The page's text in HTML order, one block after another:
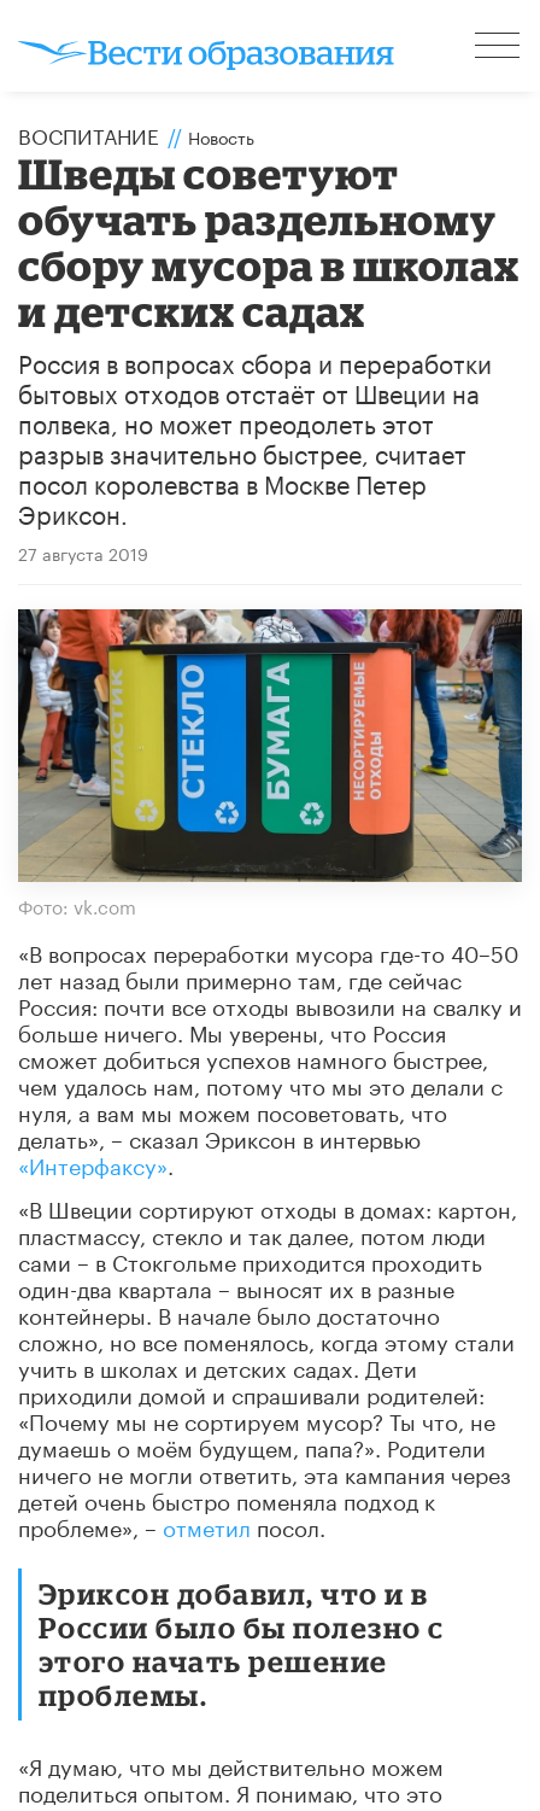
ВОСПИТАНИЕ // Новость
Шведы советуют
обучать раздельному
сбору мусора в школах
и детских садах
Россия в вопросах сбора и переработки
бытовых отходов отстаёт от Швеции на
полвека, но может преодолеть этот
разрыв значительно быстрее, считает
посол королевства в Москве Петер
Эриксон.
27 августа 2019
Фото: vk.com
«В вопросах переработки мусора где-то 40–50
лет назад были примерно там, где сейчас
Россия: почти все отходы вывозили на свалку и
больше ничего. Мы уверены, что Россия
сможет добиться успехов намного быстрее,
чем удалось нам, потому что мы это делали с
нуля, а вам мы можем посоветовать, что
делать», – сказал Эриксон в интервью
«Интерфаксу»
«В Швеции сортируют отходы в домах: картон,
пластмассу, стекло и так далее, потом люди
сами – в Стокгольме приходится проходить
один-два квартала – выносят их в разные
контейнеры. В начале было достаточно
сложно, но все поменялось, когда этому стали
учить в школах и детских садах. Дети
приходили домой и спрашивали родителей:
«Почему мы не сортируем мусор? Ты что, не
думаешь о моём будущем, папа?». Родители
ничего не могли ответить, эта кампания через
детей очень быстро поменяла подход к
проблеме», – отметил посол.
Эриксон добавил, что и в
России было бы полезно с
этого начать решение
проблемы.
«Я думаю, что мы действительно можем
поделиться опытом. Я понимаю, что это